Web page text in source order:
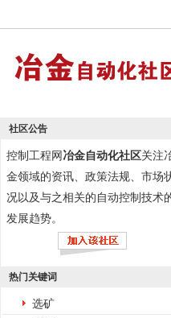
社区公告
控制工程网冶金自动化社区关注
金领域的资讯、政策法规、市场
况以及与之相关的自动控制技术
发展趋势。
热门关键词
选矿